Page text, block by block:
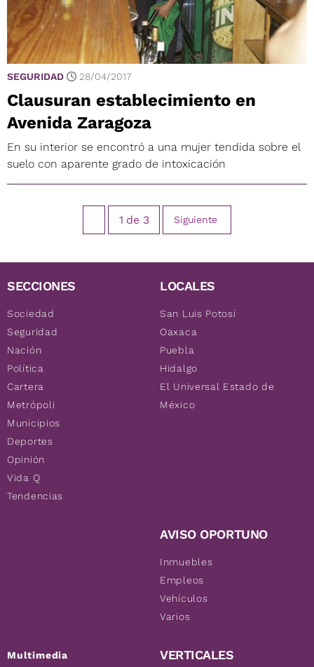
SEGURIDAD 28/04/2017
Clausuran establecimiento en
Avenida Zaragoza
En su interior se encontró a una mujer tendida sobre el
suelo con aparente grado de intoxicación
1 de 3 Siguiente
SECCIONES
Sociedad
Seguridad
Nación
Política
Cartera
Metrópoli
Municipios
Deportes
Opinión
Vida Q
Tendencias
Multimedia
LOCALES
San Luis Potosí
Oaxaca
Puebla
Hidalgo
El Universal Estado de
México
AVISO OPORTUNO
Inmuebles
Empleos
Vehículos
Varios
VERTICALES